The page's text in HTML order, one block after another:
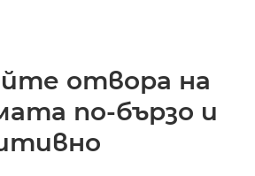
отвора на
по-бързо и